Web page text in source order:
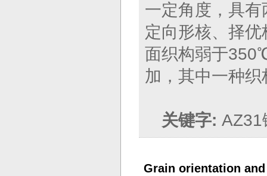
一定角度，具
定向形核、择
面织构弱于
加，其中一种
关键字: AZ31
Grain orientation